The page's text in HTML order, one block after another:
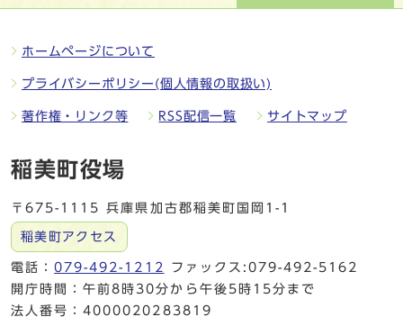
ホームページについて
プライバシーポリシー(個人情報の取扱い)
著作権・リンク等 RSS配信一覧 サイトマップ
稲美町役場
〒675-1115 兵庫県加古郡稲美町国岡1-1
稲美町アクセス
電話：079-492-1212
ファックス:079-492-5162
開庁時間：午前8時30分から午後5時15分まで
法人番号：4000020283819